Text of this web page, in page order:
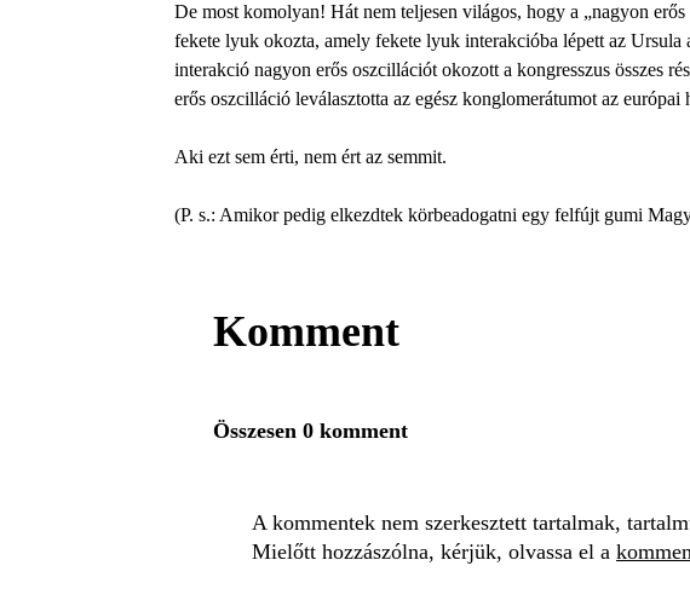
De most komolyan! Hát nem teljesen világos, hogy a „nagyon
fekete lyuk okozta, amely fekete lyuk interakcióba lépett az
interakció nagyon erős oszcillációt okozott a kongresszus összes
erős oszcilláció leválasztotta az egész konglomerátumot az
Aki ezt sem érti, nem ért az semmit.
(P. s.: Amikor pedig elkezdtek körbeadogatni egy felfújt gumi
Komment
Összesen 0 komment
A kommentek nem szerkesztett tartalmak,
Mielőtt hozzászólna, kérjük, olvassa el a